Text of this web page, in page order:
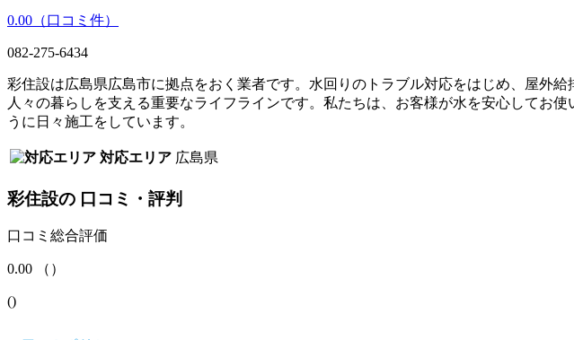
0.00 （口コミ 件）
082-275-6434
彩住設は広島県広島市に拠点をおく業者です。水回りのトラブル対応をはじめ、屋外
人々の暮らしを支える重要なライフラインです。私たちは、お客様が水を安心してお
うに日々施工をしています。
対応エリア 広島県
彩住設の 口コミ・評判
口コミ総合評価
0.00 （ ）
()